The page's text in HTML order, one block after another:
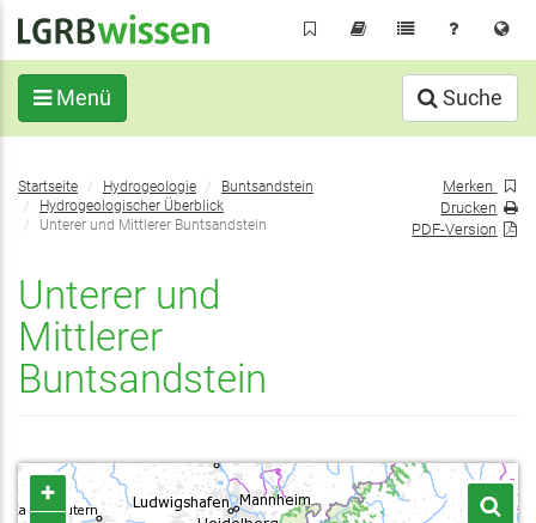
Inhalt
Menü Suche
Sie
befinden
sich
Startseite Hydrogeologie
Buntsandstein
Hydrogeologischer Überblick
Unterer und Mittlerer Buntsandstein
Unterer und
Mittlerer
Buntsandstein
Merken
Drucken
PDF-Version
+